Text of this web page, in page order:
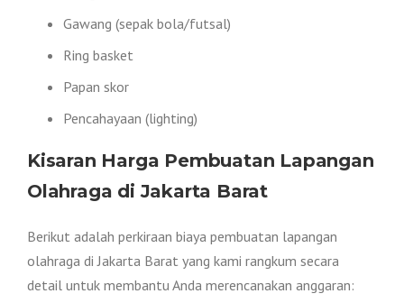
Gawang (sepak bola/futsal)
Ring basket
Papan skor
Pencahayaan (lighting)
Kisaran Harga Pembuatan Lapangan
Olahraga di Jakarta Barat
Berikut adalah perkiraan biaya pembuatan lapangan
olahraga di Jakarta Barat yang kami rangkum secara
detail untuk membantu Anda merencanakan anggaran: